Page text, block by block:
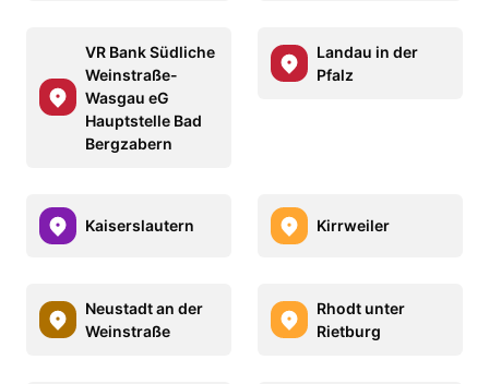
VR Bank Südliche
Weinstraße-
Wasgau eG
Hauptstelle Bad
Bergzabern
Landau in der
Pfalz
Kaiserslautern Kirrweiler
Neustadt an der
Weinstraße
Rhodt unter
Rietburg